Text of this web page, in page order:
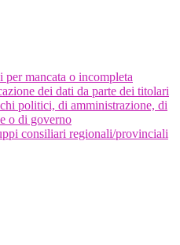
per mancata o incompleta
dei dati da parte dei titolari
politici, di amministrazione, di
o di governo
consiliari regionali/provinciali